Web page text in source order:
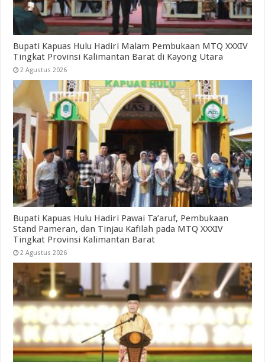
Bupati Kapuas Hulu Hadiri Malam Pembukaan MTQ XXXIV
Tingkat Provinsi Kalimantan Barat di Kayong Utara
2 Agustus 2026
Bupati Kapuas Hulu Hadiri Pawai Ta’aruf, Pembukaan
Stand Pameran, dan Tinjau Kafilah pada MTQ XXXIV
Tingkat Provinsi Kalimantan Barat
2 Agustus 2026